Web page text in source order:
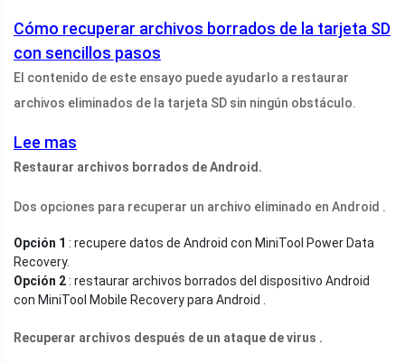
Cómo recuperar archivos borrados de la tarjeta SD
con sencillos pasos
El contenido de este ensayo puede ayudarlo a restaurar
archivos eliminados de la tarjeta SD sin ningún obstáculo.
Lee mas
Restaurar archivos borrados de Android.
Dos opciones para recuperar un archivo eliminado en Android .
Opción 1 : recupere datos de Android con MiniTool Power Data
Recovery.
Opción 2: restaurar archivos borrados del dispositivo Android
con MiniTool Mobile Recovery para Android .
Recuperar archivos después de un ataque de virus .